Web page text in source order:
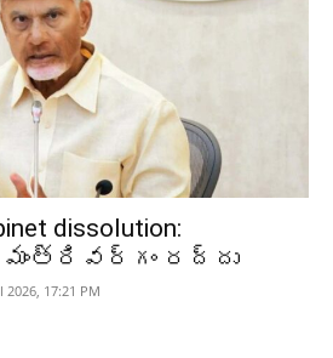
dissolution:
రద్దు
2026, 17:21 PM